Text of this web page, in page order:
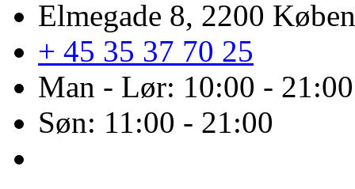
Elmegade 8, 2200
+ 45 35 37 70 25
Man - Lør: 10:00 - 21:00
Søn: 11:00 - 21:00